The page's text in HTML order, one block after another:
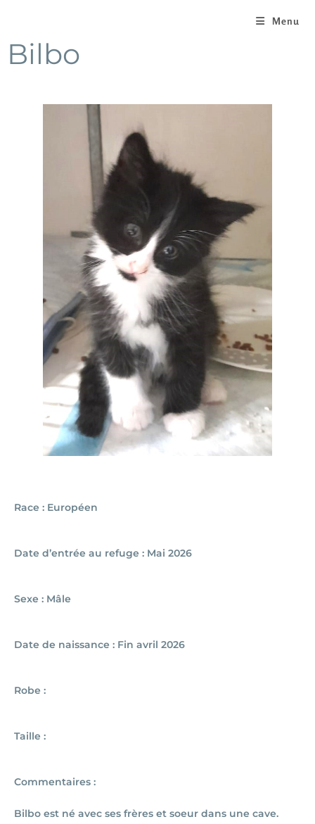
Menu
Bilbo
Race : Européen
Date d’entrée au refuge : Mai 2026
Sexe : Mâle
Date de naissance : Fin avril 2026
Robe :
Taille :
Commentaires :
Bilbo est né avec ses frères et soeur dans une cave.